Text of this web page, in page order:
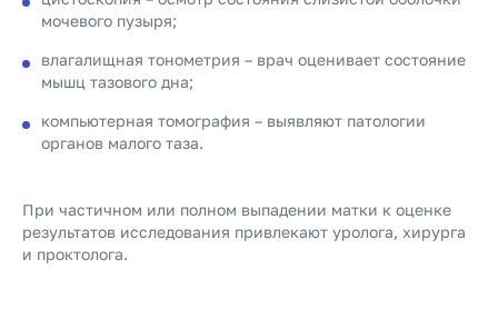
мочевого пузыря;
влагалищная тонометрия – врач оценивает состояние
мышц тазового дна;
компьютерная томография – выявляют патологии
органов малого таза.
При частичном или полном выпадении матки к оценке
результатов исследования привлекают уролога, хирурга
и проктолога.